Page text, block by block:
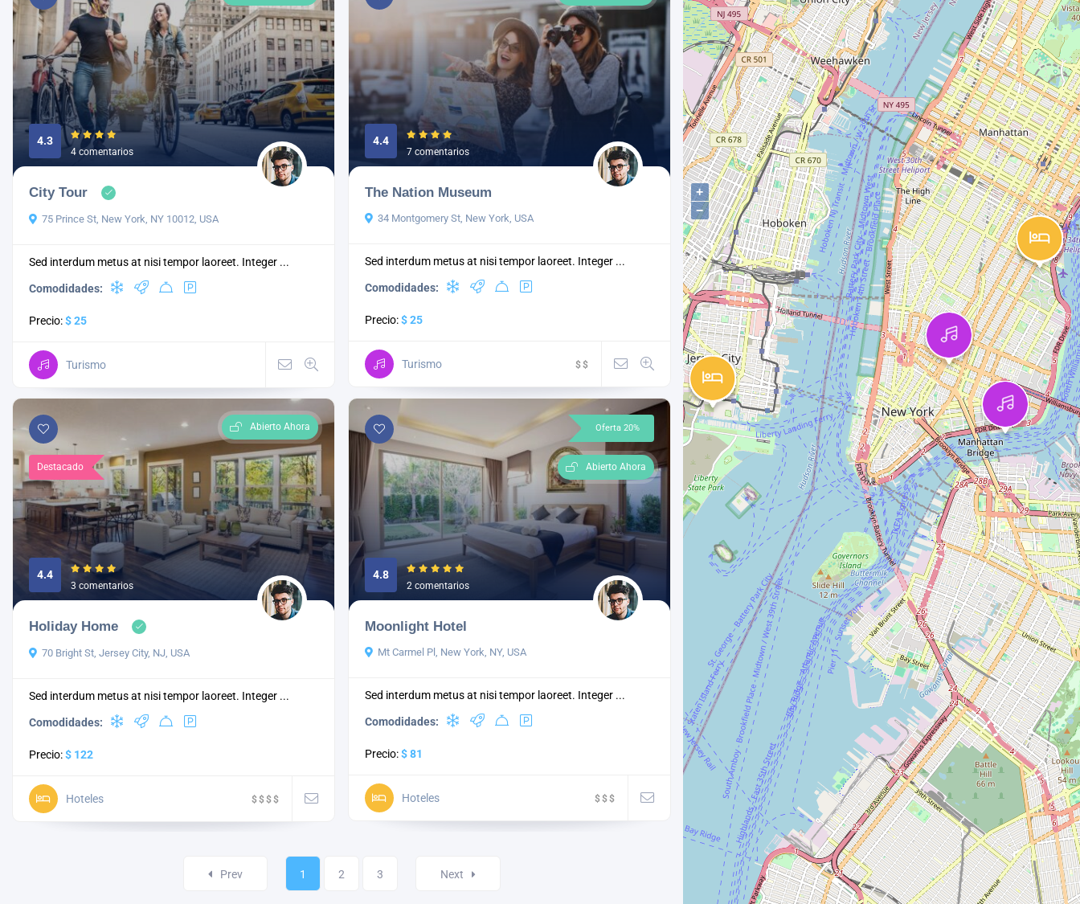
+
−
4.3
4 comentarios
City Tour
75 Prince St, New York, NY 10012, USA
Sed interdum metus at nisi tempor laoreet. Integer ...
Comodidades:
Precio:$ 25
Turismo
4.4
7 comentarios
The Nation Museum
34 Montgomery St, New York, USA
Sed interdum metus at nisi tempor laoreet. Integer ...
Comodidades:
Precio:$ 25
Turismo $$
Destacado
Abierto Ahora
4.4
3 comentarios
Holiday Home
70 Bright St, Jersey City, NJ, USA
Sed interdum metus at nisi tempor laoreet. Integer ...
Comodidades:
Precio:$ 122
Hoteles $$$$
Oferta 20%
Abierto Ahora
4.8
2 comentarios
Moonlight Hotel
Mt Carmel Pl, New York, NY, USA
Sed interdum metus at nisi tempor laoreet. Integer ...
Comodidades:
Precio:$ 81
Hoteles $$$
Prev 1 2 3 Next